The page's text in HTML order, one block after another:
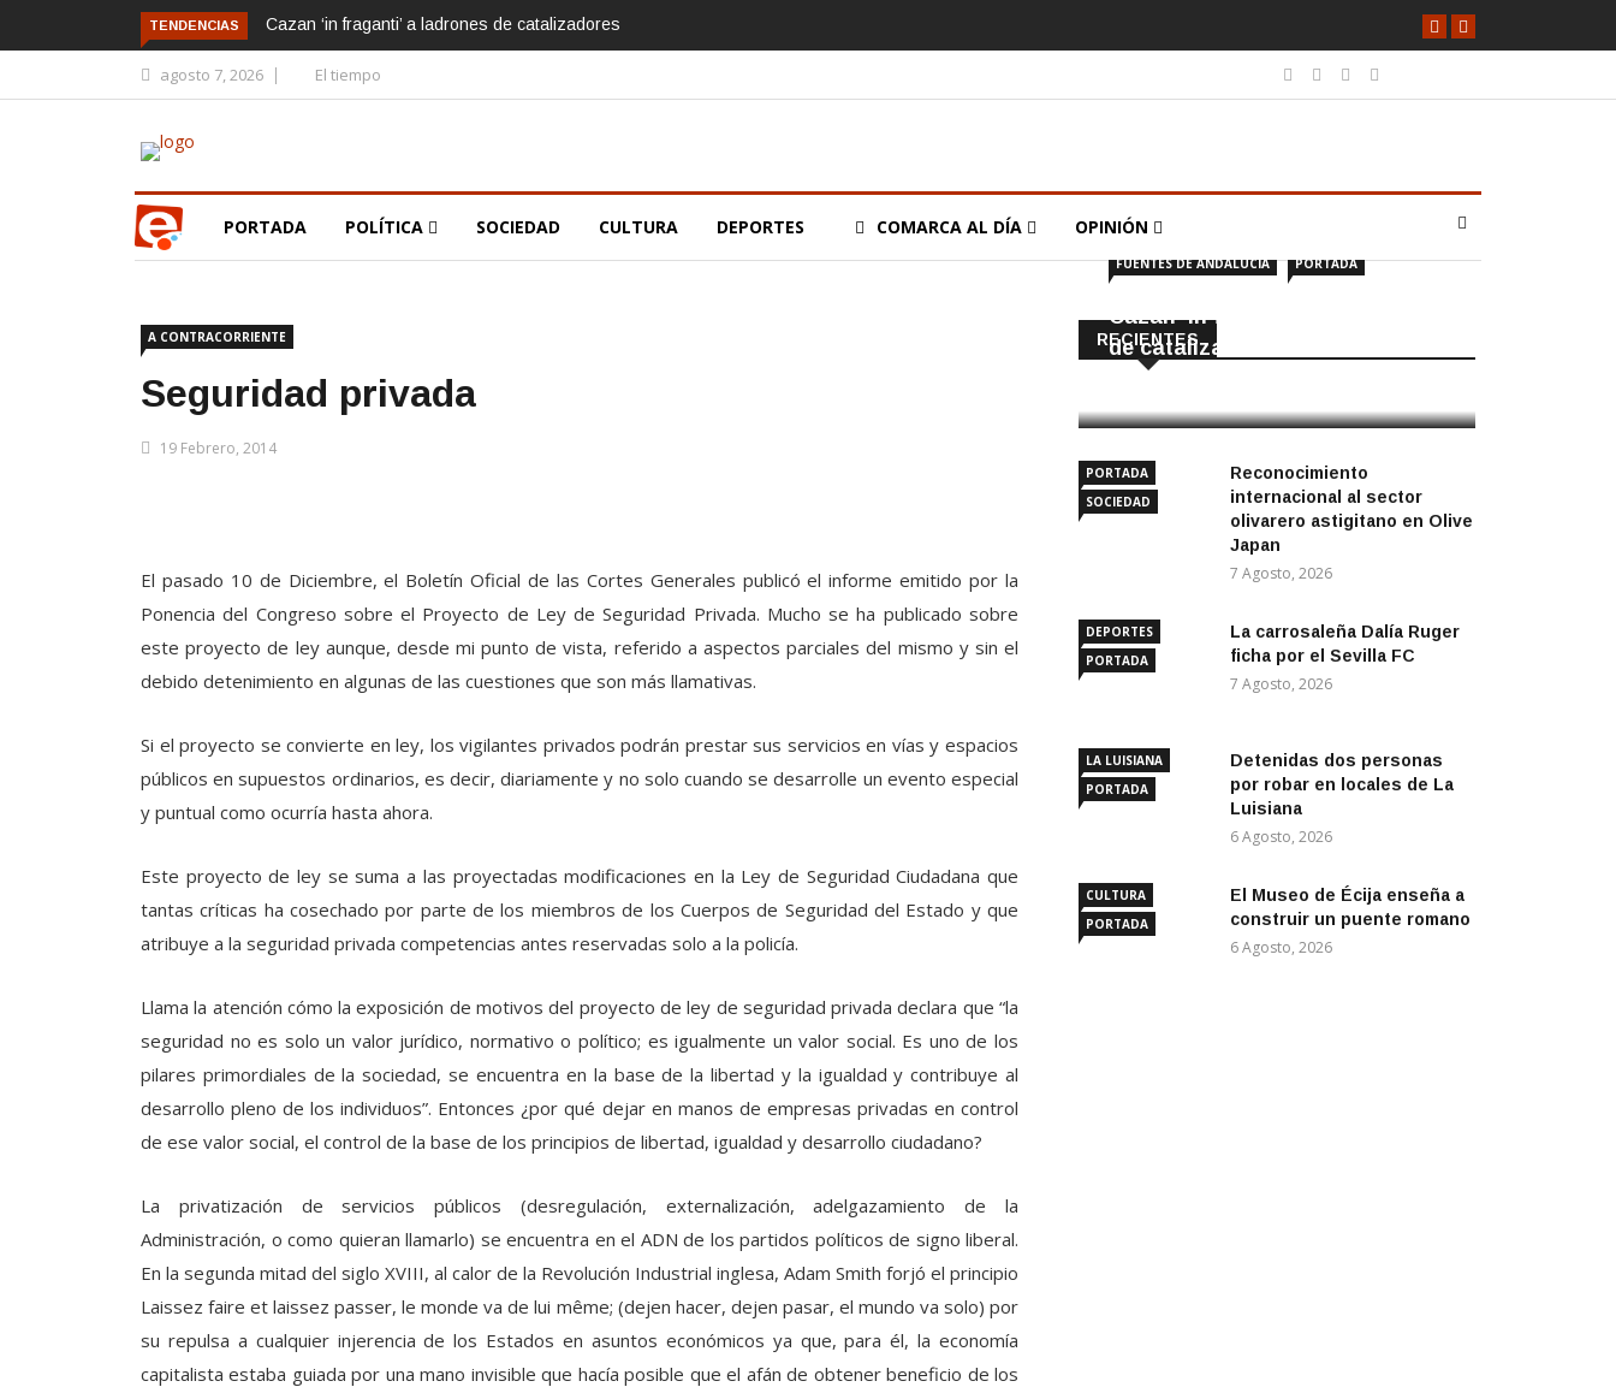
TENDENCIAS Cazan ‘in fraganti’ a ladrones de catalizadores
agosto 7, 2026 El tiempo
PORTADA POLÍTICA SOCIEDAD CULTURA DEPORTES COMARCA AL DÍA OPINIÓN
A CONTRACORRIENTE
Seguridad privada
19 Febrero, 2014
El pasado 10 de Diciembre, el Boletín Oficial de las Cortes Generales publicó el informe emitido por la
Ponencia del Congreso sobre el Proyecto de Ley de Seguridad Privada. Mucho se ha publicado sobre
este proyecto de ley aunque, desde mi punto de vista, referido a aspectos parciales del mismo y sin el
debido detenimiento en algunas de las cuestiones que son más llamativas.
Si el proyecto se convierte en ley, los vigilantes privados podrán prestar sus servicios en vías y espacios
públicos en supuestos ordinarios, es decir, diariamente y no solo cuando se desarrolle un evento especial
y puntual como ocurría hasta ahora.
Este proyecto de ley se suma a las proyectadas modificaciones en la Ley de Seguridad Ciudadana que
tantas críticas ha cosechado por parte de los miembros de los Cuerpos de Seguridad del Estado y que
atribuye a la seguridad privada competencias antes reservadas solo a la policía.
Llama la atención cómo la exposición de motivos del proyecto de ley de seguridad privada declara que “la
seguridad no es solo un valor jurídico, normativo o político; es igualmente un valor social. Es uno de los
pilares primordiales de la sociedad, se encuentra en la base de la libertad y la igualdad y contribuye al
desarrollo pleno de los individuos”. Entonces ¿por qué dejar en manos de empresas privadas en control
de ese valor social, el control de la base de los principios de libertad, igualdad y desarrollo ciudadano?
La privatización de servicios públicos (desregulación, externalización, adelgazamiento de la
Administración, o como quieran llamarlo) se encuentra en el ADN de los partidos políticos de signo liberal.
En la segunda mitad del siglo XVIII, al calor de la Revolución Industrial inglesa, Adam Smith forjó el principio
Laissez faire et laissez passer, le monde va de lui même; (dejen hacer, dejen pasar, el mundo va solo) por
su repulsa a cualquier injerencia de los Estados en asuntos económicos ya que, para él, la economía
capitalista estaba guiada por una mano invisible que hacía posible que el afán de obtener beneficio de los
RECIENTES
FUENTES DE ANDALUCÍA PORTADA
Cazan ‘in fraganti’ a ladrones
de catalizadores
PORTADA
SOCIEDAD
Reconocimiento
internacional al sector
olivarero astigitano en Olive
Japan
7 Agosto, 2026
DEPORTES
PORTADA
La carrosaleña Dalía Ruger
ficha por el Sevilla FC
7 Agosto, 2026
LA LUISIANA
PORTADA
Detenidas dos personas
por robar en locales de La
Luisiana
6 Agosto, 2026
CULTURA
PORTADA
El Museo de Écija enseña a
construir un puente romano
6 Agosto, 2026